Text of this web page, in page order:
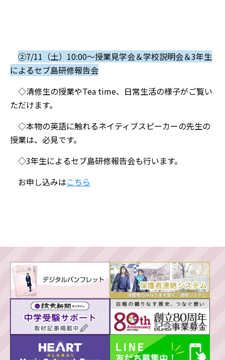
②7/11（土）10:00～授業見学会＆学校説明会＆3年生
によるセブ島研修報告会
◇清修生の授業やTea time、日常生活の様子がご覧い
ただけます。
◇本物の英語に触れるネイティブスピーカーの先生の
授業は、必見です。
◇3年生によるセブ島研修報告会も行います。
お申し込みはこちら